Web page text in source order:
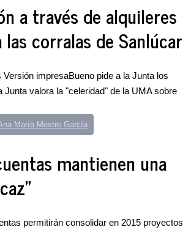
a través de alquileres
corralas de Sanlúcar
impresaBueno pide a la Junta los
valora la "celeridad" de la UMA sobre
María Mestre García
mantienen una
permitirán consolidar en 2015 proyectos